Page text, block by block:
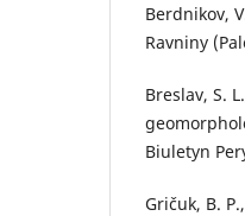
Berdnikov,
Ravniny
Breslav, S.
Biuletyn
Gričuk, B.